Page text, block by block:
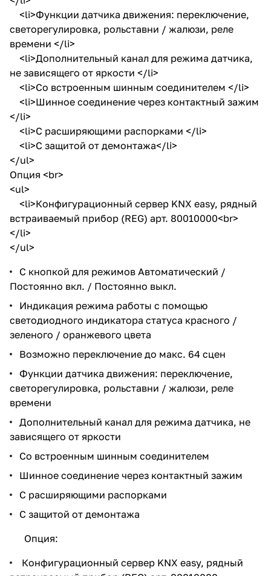
<li>Функции датчика движения: переключение,
светорегулировка, рольставни / жалюзи, реле
времени </li>
<li>Дополнительный канал для режима датчика,
не зависящего от яркости </li>
<li>Со встроенным шинным соединителем </li>
<li>Шинное соединение через контактный зажим
</li>
<li>С расширяющими распорками </li>
<li>С защитой от демонтажа</li>
</ul>
Опция <br>
<ul>
<li>Конфигурационный сервер KNX easy, рядный
встраиваемый прибор (REG) арт. 80010000<br>
</li>
</ul>
С кнопкой для режимов Автоматический /
Постоянно вкл. / Постоянно выкл.
Индикация режима работы с помощью
светодиодного индикатора статуса красного /
зеленого / оранжевого цвета
Возможно переключение до макс. 64 сцен
Функции датчика движения: переключение,
светорегулировка, рольставни / жалюзи, реле
времени
Дополнительный канал для режима датчика, не
зависящего от яркости
Со встроенным шинным соединителем
Шинное соединение через контактный зажим
С расширяющими распорками
С защитой от демонтажа
Опция:
Конфигурационный сервер KNX easy, рядный